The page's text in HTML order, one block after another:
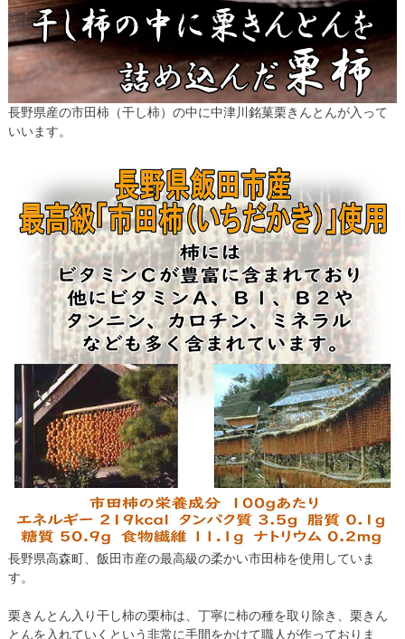
長野県産の市田柿（干し柿）の中に中津川銘菓栗きんとんが入って
いいます。
長野県高森町、飯田市産の最高級の柔かい市田柿を使用していま
す。
栗きんとん入り干し柿の栗柿は、丁寧に柿の種を取り除き、栗きん
とんを入れていくという非常に手間をかけて職人が作っておりま